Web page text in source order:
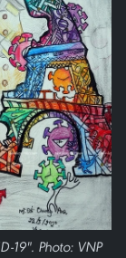
19". Photo: VNP